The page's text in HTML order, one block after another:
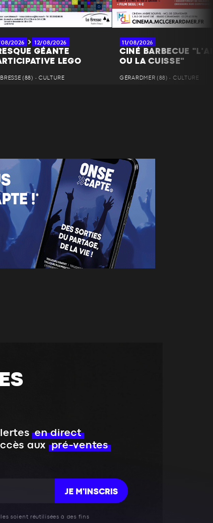
08/2026 12/08/2026
GÉANTE
LEGO
BRESSE (88) • CULTURE
11/08/2026
CINÉ BARBECUE
OU LA CUISSE"
GÉRARDMER (88) • CULTURE
en direct
aux pré-ventes
JE M'INSCRIS
soient réutilisées à des fins